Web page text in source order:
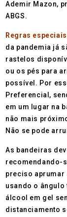
Ademir Mazon,
ABGS.
Regras
da pandemia já
rastelos
ou os pés para
possível. Por
Preferencial,
em um lugar na
não mais
Não se pode
As bandeiras
recomendando-
preciso aprumar
usando o ângulo
álcool em gel
distanciamento